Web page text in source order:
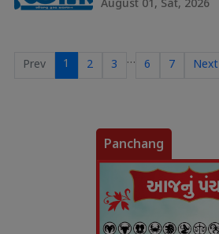
Prev 1 2 3 … 6 7 Next
Panchang